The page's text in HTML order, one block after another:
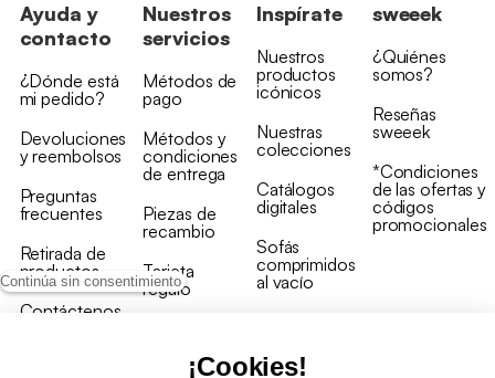
Continúa sin consentimiento
¡Cookies!
Ayuda y
contacto
¿Dónde está
mi pedido?
Devoluciones
y reembolsos
Preguntas
frecuentes
Retirada de
productos
Contáctenos
Nuestros
servicios
Métodos de
pago
Métodos y
condiciones
de entrega
Piezas de
recambio
Tarjeta
regalo
Inspírate
Nuestros
productos
icónicos
Nuestras
colecciones
Catálogos
digitales
Sofás
comprimidos
al vacío
sweeek
¿Quiénes
somos?
Reseñas
sweeek
*Condiciones
de las ofertas y
códigos
promocionales